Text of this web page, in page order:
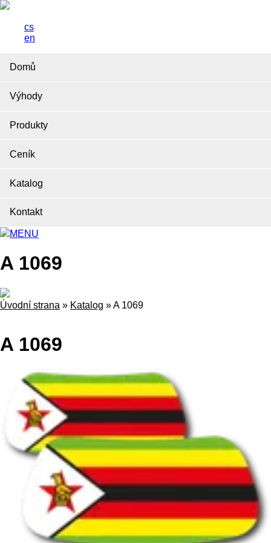
cs
en
Domů
Výhody
Produkty
Ceník
Katalog
Kontakt
MENU
A 1069
Úvodní strana » Katalog »A 1069
A 1069